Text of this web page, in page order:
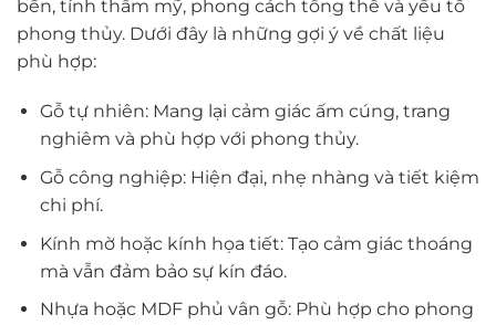
bền, tính thẩm mỹ, phong cách tổng thể và yếu tố
phong thủy. Dưới đây là những gợi ý về chất liệu
phù hợp:
Gỗ tự nhiên: Mang lại cảm giác ấm cúng, trang
nghiêm và phù hợp với phong thủy.
Gỗ công nghiệp: Hiện đại, nhẹ nhàng và tiết kiệm
chi phí.
Kính mờ hoặc kính họa tiết: Tạo cảm giác thoáng
mà vẫn đảm bảo sự kín đáo.
Nhựa hoặc MDF phủ vân gỗ: Phù hợp cho phong